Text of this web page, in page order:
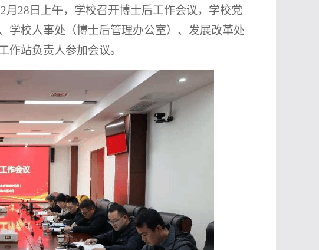
2月28日上午，学校召开博士后工作会议，学校党
学校人事处（博士后管理办公室）、发展改革处
作站负责人参加会议。